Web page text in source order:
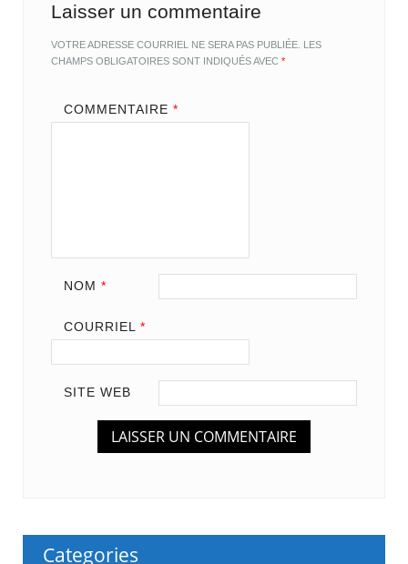
Laisser un commentaire
VOTRE ADRESSE COURRIEL NE SERA PAS PUBLIÉE. LES
CHAMPS OBLIGATOIRES SONT INDIQUÉS AVEC*
COMMENTAIRE *
NOM *
COURRIEL *
SITE WEB
Categories